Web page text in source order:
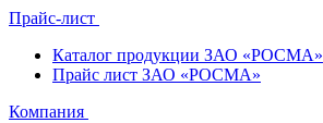
Прайс-лист
Каталог продукции ЗАО «РОСМА»
Прайс лист ЗАО «РОСМА»
Компания